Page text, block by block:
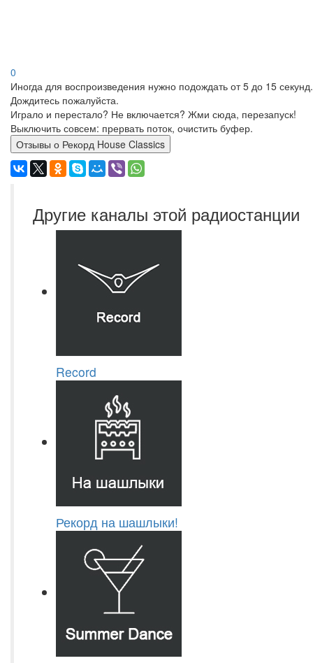
0
Иногда для воспроизведения нужно подождать от 5 до 15 секунд.
Дождитесь пожалуйста.
Играло и перестало? Не включается? Жми сюда, перезапуск!
Выключить совсем: прервать поток, очистить буфер.
Отзывы о Рекорд House Classics
Другие каналы этой радиостанции
Record
Рекорд на шашлыки!